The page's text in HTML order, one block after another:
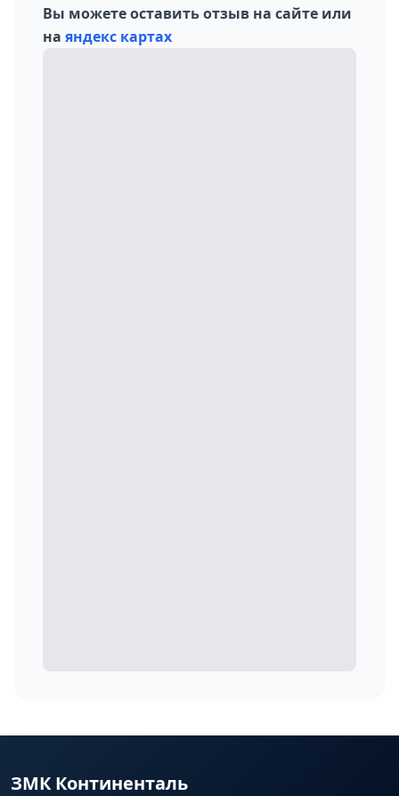
Вы можете оставить отзыв на сайте или
на яндекс картах
ЗМК Континенталь